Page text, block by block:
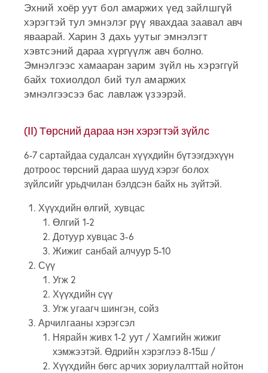
Эхний хоёр уут бол амаржих үед зайлшгүй
хэрэгтэй тул эмнэлэг рүү явахдаа заавал авч
яваарай. Харин 3 дахь уутыг эмнэлэгт
хэвтсэний дараа хүргүүлж авч болно.
Эмнэлгээс хамааран зарим зүйл нь хэрэггүй
байх тохиолдол бий тул амаржих
эмнэлгээсээ бас лавлаж үзээрэй.
(II) Төрсний дараа нэн хэрэгтэй зүйлс
6-7 сартайдаа судалсан хүүхдийн бүтээгдэхүүн
дотроос төрсний дараа шууд хэрэг болох
зүйлсийг урьдчилан бэлдсэн байх нь зүйтэй.
Хүүхдийн өлгий, хувцас
Өлгий 1-2
Дотуур хувцас 3-6
Жижиг санбай алчуур 5-10
Сүү
Угж 2
Хүүхдийн сүү
Угж угаагч шингэн, сойз
Арчилгааны хэрэгсэл
Нярайн живх 1-2 уут / Хамгийн жижиг
хэмжээтэй. Өдрийн хэрэглээ 8-15ш /
Хүүхдийн бөгс арчих зориулалттай нойтон